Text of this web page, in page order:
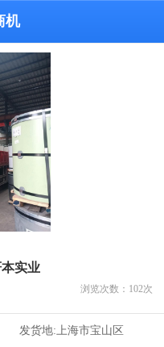
机
实业
浏览次数： 102次
发货地:上海市宝山区